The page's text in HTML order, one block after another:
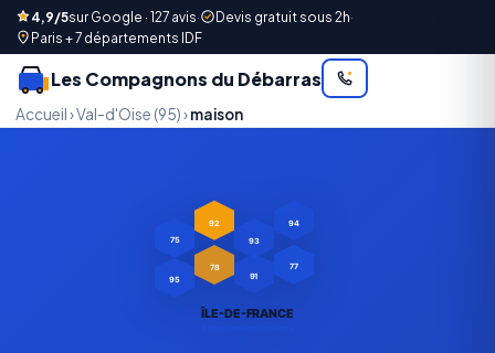
4,9/5sur Google · 127 avis· Devis gratuit sous 2h·
Paris + 7 départements IDF
Les Compagnons du Débarras
Accueil›Val-d'Oise (95)› maison
75
92
93
94
95
78
91
77
ÎLE-DE-FRANCE